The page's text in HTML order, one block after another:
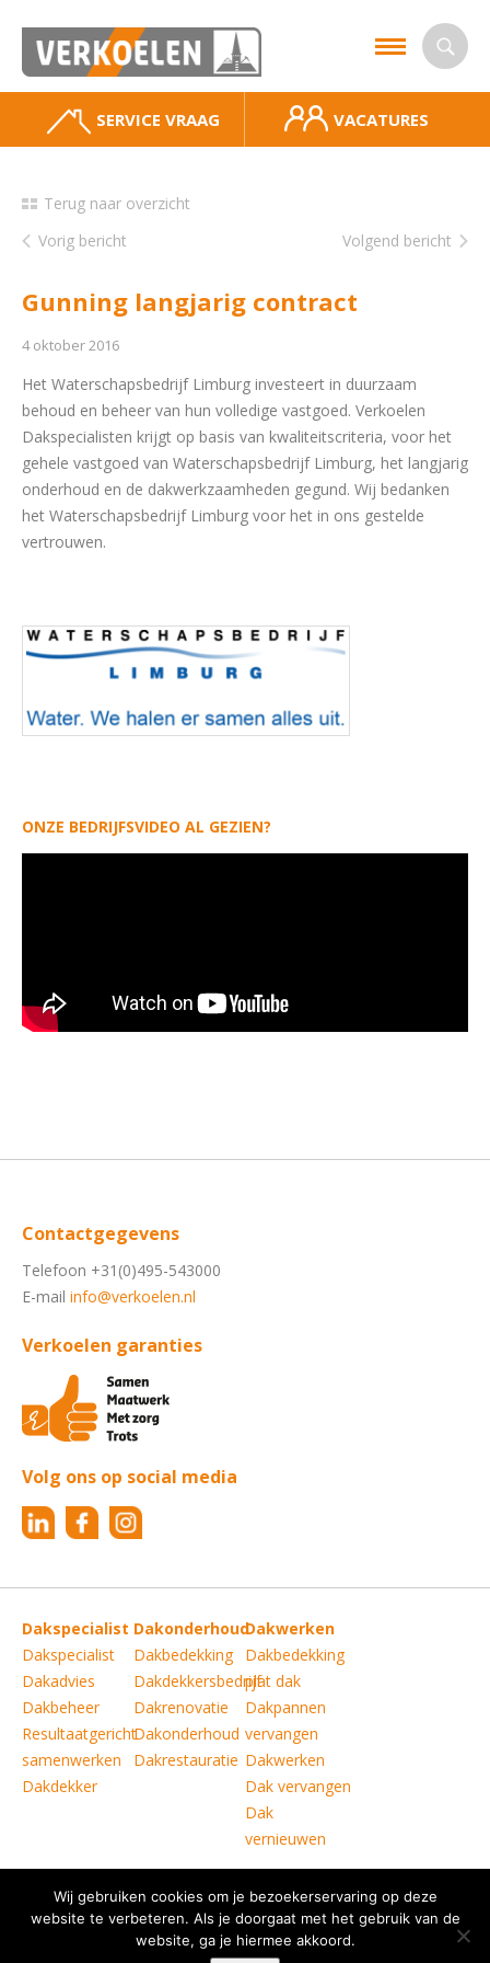
SERVICE VRAAG VACATURES
Terug naar overzicht
Vorig bericht
Volgend bericht
Gunning langjarig contract
4 oktober 2016
Het Waterschapsbedrijf Limburg investeert in duurzaam
behoud en beheer van hun volledige vastgoed. Verkoelen
Dakspecialisten krijgt op basis van kwaliteitscriteria, voor het
gehele vastgoed van Waterschapsbedrijf Limburg, het langjarig
onderhoud en de dakwerkzaamheden gegund. Wij bedanken
het Waterschapsbedrijf Limburg voor het in ons gestelde
vertrouwen.
ONZE BEDRIJFSVIDEO AL GEZIEN?
Contactgegevens
Telefoon +31(0)495-543000
E-mail info@verkoelen.nl
Verkoelen garanties
Volg ons op social media
Dakspecialist
Dakspecialist
Dakadvies
Dakbeheer
Resultaatgericht
samenwerken
Dakdekker
Dakonderhoud
Dakbedekking
Dakdekkersbedrijf
Dakrenovatie
Dakonderhoud
Dakrestauratie
Dakwerken
Dakbedekking
plat dak
Dakpannen
vervangen
Dakwerken
Dak vervangen
Dak
vernieuwen
Copyright © Verkoelen Dakspecialisten Weert B.V.
|
Disclaimer
| Copyright | Privacy statement
Wij gebruiken cookies om je bezoekerservaring op deze
website te verbeteren. Als je doorgaat met het gebruik van de
website, ga je hiermee akkoord.